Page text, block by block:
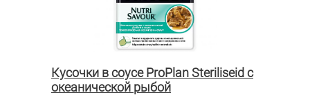
Кусочки в соусе ProPlan Steriliseid с
океанической рыбой